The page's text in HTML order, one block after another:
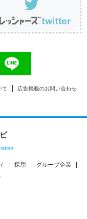
て 広告掲載のお問い合わせ
採用
グループ企業